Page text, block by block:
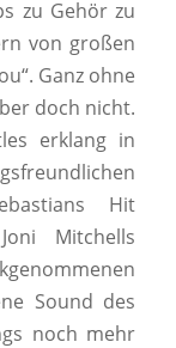
zu Gehör zu
von großen
Ganz ohne
doch nicht.
erklang in
Hit
Mitchells
Sound des
noch mehr